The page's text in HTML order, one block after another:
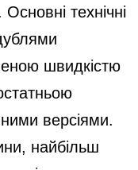
технічні
швидкістю
версіями.
найбільш